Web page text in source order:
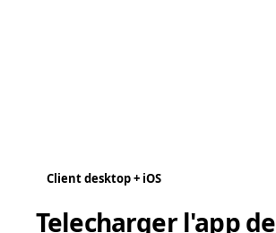
Client desktop + iOS
Telecharger l'app de